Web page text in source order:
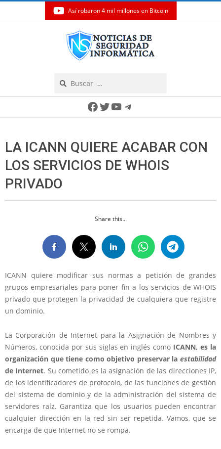
Así robaron 4 mil millones en Bitcoin
Facebook
Twitter
YouTube
Telegram
LA ICANN QUIERE ACABAR CON
LOS SERVICIOS DE WHOIS
PRIVADO
Share this...
ICANN quiere modificar sus normas a petición de grandes
grupos empresariales para poner fin a los servicios de WHOIS
privado que protegen la privacidad de cualquiera que registre
un dominio.
La Corporación de Internet para la Asignación de Nombres y
Números, conocida por sus siglas en inglés como ICANN, es la
organización que tiene como objetivo preservar la estabilidad
de Internet. Su cometido es la asignación de las direcciones IP,
de los identificadores de protocolo, de las funciones de gestión
del sistema de dominio y de la administración del sistema de
servidores raíz. Garantiza que los usuarios pueden encontrar
cualquier dirección en la red sin ser repetida. Vamos, que se
encarga de que Internet no se rompa.